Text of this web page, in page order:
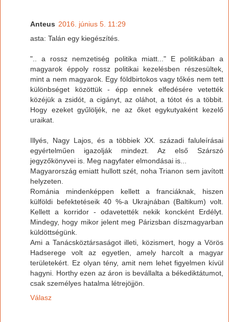
Anteus 2016. június 5. 11:29
asta: Talán egy kiegészítés.
".. a rossz nemzetiség politika miatt..." E politikában a
magyarok éppoly rossz politikai kezelésben részesültek,
mint a nem magyarok. Egy földbirtokos vagy tőkés nem tett
különbséget közöttük - épp ennek elfedésére vetették
közéjük a zsidót, a cigányt, az oláhot, a tótot és a többit.
Hogy ezeket gyűlöljék, ne az őket egykutyaként kezelő
uraikat.
Illyés, Nagy Lajos, és a többiek XX. századi faluleírásai
egyértelműen igazolják mindezt. Az első Szárszó
jegyzőkönyvei is. Meg nagyfater elmondásai is...
Magyarország emiatt hullott szét, noha Trianon sem javított
helyzeten.
Románia mindenképpen kellett a franciáknak, hiszen
külföldi befektetéseik 40 %-a Ukrajnában (Baltikum) volt.
Kellett a korridor - odavetették nekik koncként Erdélyt.
Mindegy, hogy mikor jelent meg Párizsban díszmagyarban
küldöttségünk.
Ami a Tanácsköztársaságot illeti, közismert, hogy a Vörös
Hadserege volt az egyetlen, amely harcolt a magyar
területekért. Ez olyan tény, amit nem lehet figyelmen kívül
hagyni. Horthy ezen az áron is bevállalta a békediktátumot,
csak személyes hatalma létrejöjjön.
Válasz